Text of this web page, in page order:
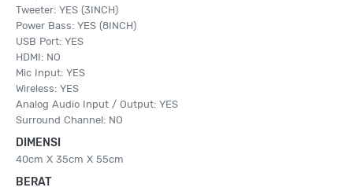
Tweeter: YES (3INCH)
Power Bass: YES (8INCH)
USB Port: YES
HDMI: NO
Mic Input: YES
Wireless: YES
Analog Audio Input / Output: YES
Surround Channel: NO
DIMENSI
40cm X 35cm X 55cm
BERAT